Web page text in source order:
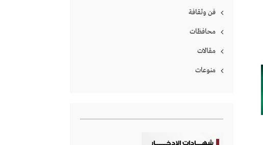
فن وثقافة
محافظات
مقالات
منوعات